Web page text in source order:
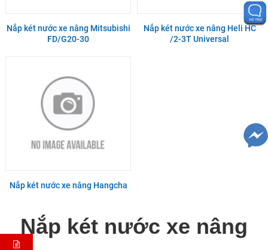
Nắp két nước xe nâng Mitsubishi
FD/G20-30
Nắp két nước xe nâng Heli HC
/2-3T Universal
Nắp két nước xe nâng Hangcha
Nắp két nước xe nâng